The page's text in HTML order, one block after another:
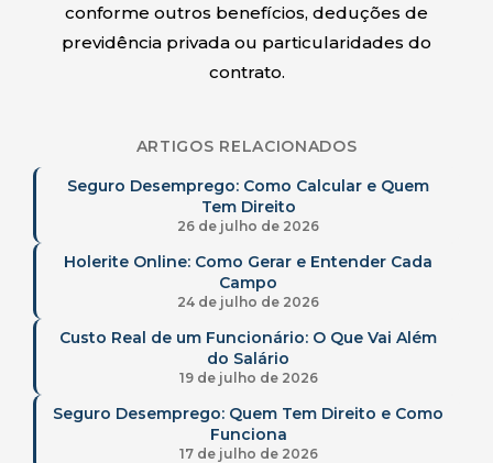
conforme outros benefícios, deduções de
previdência privada ou particularidades do
contrato.
ARTIGOS RELACIONADOS
Seguro Desemprego: Como Calcular e Quem
Tem Direito
26 de julho de 2026
Holerite Online: Como Gerar e Entender Cada
Campo
24 de julho de 2026
Custo Real de um Funcionário: O Que Vai Além
do Salário
19 de julho de 2026
Seguro Desemprego: Quem Tem Direito e Como
Funciona
17 de julho de 2026